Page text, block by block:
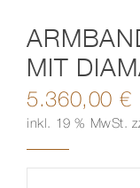
MIT
5.360,00 €
inkl. 19 % MwSt.